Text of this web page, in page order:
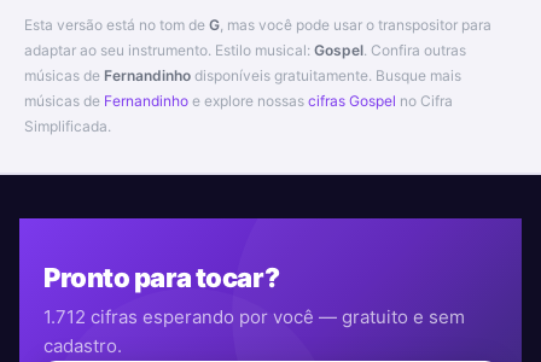
Esta versão está no tom de G , mas você pode usar o transpositor para
adaptar ao seu instrumento. Estilo musical: Gospel. Confira outras
músicas de Fernandinho disponíveis gratuitamente. Busque mais
músicas de Fernandinho e explore nossas cifras Gospel no Cifra
Simplificada.
Pronto para tocar?
1.712 cifras esperando por você — gratuito e sem
cadastro.